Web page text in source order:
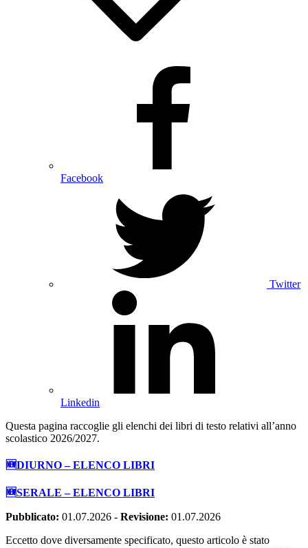
Facebook
Twitter
Linkedin
Questa pagina raccoglie gli elenchi dei libri di testo relativi all’anno
scolastico 2026/2027.
🆕DIURNO – ELENCO LIBRI
🆕SERALE – ELENCO LIBRI
Pubblicato: 01.07.2026 - Revisione: 01.07.2026
Eccetto dove diversamente specificato, questo articolo è stato